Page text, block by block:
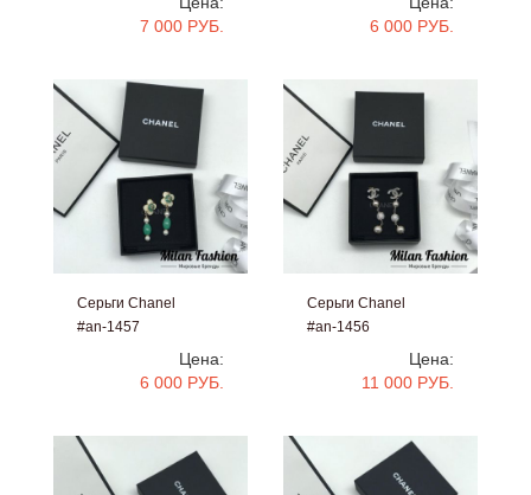
7 000 РУБ.
6 000 РУБ.
Серьги Chanel
#an-1457
Цена:
6 000 РУБ.
Серьги Chanel
#an-1456
Цена:
11 000 РУБ.